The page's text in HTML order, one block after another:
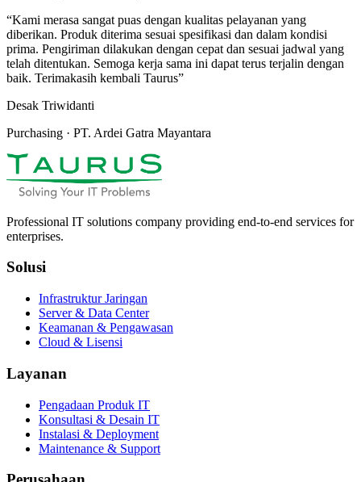
“Kami merasa sangat puas dengan kualitas pelayanan yang
diberikan. Produk diterima sesuai spesifikasi dan dalam kondisi
prima. Pengiriman dilakukan dengan cepat dan sesuai jadwal yang
telah ditentukan. Semoga kerja sama ini dapat terus terjalin dengan
baik. Terimakasih kembali Taurus”
Desak Triwidanti
Purchasing · PT. Ardei Gatra Mayantara
Professional IT solutions company providing end-to-end services for
enterprises.
Solusi
Infrastruktur Jaringan
Server & Data Center
Keamanan & Pengawasan
Cloud & Lisensi
Layanan
Pengadaan Produk IT
Konsultasi & Desain IT
Instalasi & Deployment
Maintenance & Support